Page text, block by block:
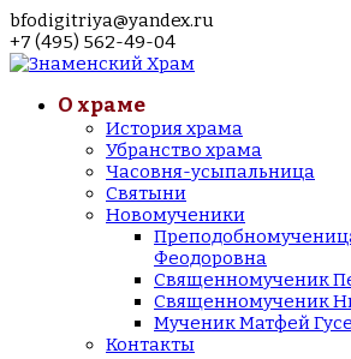
bfodigitriya@yandex.ru
+7 (495) 562-49-04
О храме
История храма
Убранство храма
Часовня-усыпальница
Святыни
Новомученики
Феодоровна
Священномученик
Священномученик
Мученик Матфей
Контакты